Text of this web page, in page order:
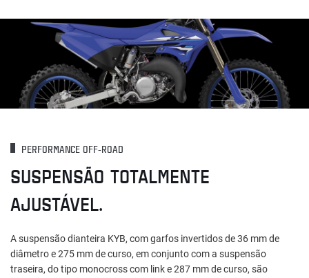
PERFORMANCE OFF-ROAD
SUSPENSÃO TOTALMENTE
AJUSTÁVEL.
A suspensão dianteira KYB, com garfos invertidos de 36 mm de
diâmetro e 275 mm de curso, em conjunto com a suspensão
traseira, do tipo monocross com link e 287 mm de curso, são